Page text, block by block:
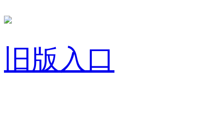
旧版入口